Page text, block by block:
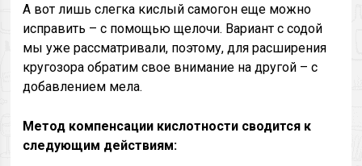
А вот лишь слегка кислый самогон еще можно
исправить – с помощью щелочи. Вариант с содой
мы уже рассматривали, поэтому, для расширения
кругозора обратим свое внимание на другой – с
добавлением мела.
Метод компенсации кислотности сводится к
следующим действиям: